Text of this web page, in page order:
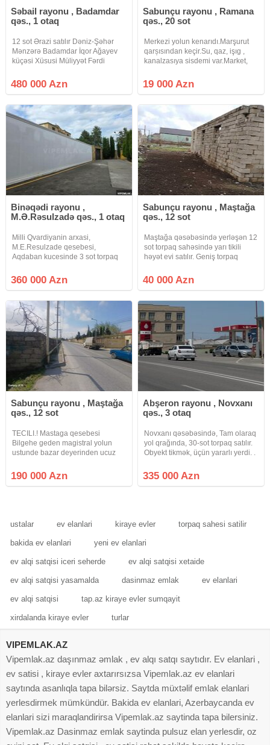
Səbail rayonu , Badamdar
qəs., 1 otaq
12 sot Ərazi satılır Dəniz-Şəhər
Mənzərə Badamdar İqor Ağayev
küçəsi Xüsusi Müliyyət Fərdi
480 000 Azn
Sabunçu rayonu , Ramana
qəs., 20 sot
Merkezi yolun kenarıdı.Marşurut
qarșısından keçir.Su, qaz, işıg ,
kanalzasıya sisdemi var.Market,
yanındadı.Real alıcılar zeng etsin
19 000 Azn
Binəqədi rayonu ,
M.Ə.Rəsulzadə qəs., 1 otaq
Milli Qvardiyanin arxasi,
M.E.Resulzade qesebesi,
Aqdaban kucesinde 3 sot torpaq
layihesi ve Cixarisi var. Sirketimiz
seherin istenilen yerinde Size
360 000 Azn
Sabunçu rayonu , Maştağa
qəs., 12 sot
Maştağa qəsəbəsində yerləşən 12
sot torpaq sahəsində yarı tikili
həyət evi satılır. Geniş torpaq
fərdi yaşayış evi tikmək üçün
uyğun seçimdir. Ərazidə yarı tikili
40 000 Azn
Sabunçu rayonu , Maştağa
qəs., 12 sot
TECILI.! Mastaga qesebesi
Bilgehe geden magistral yolun
ustunde bazar deyerinden ucuz
sot torpaq sahesi satilir torpaq
yolun sag qolunda yerlesir olculeri
190 000 Azn
Abşeron rayonu , Novxanı
qəs., 3 otaq
Novxanı qəsəbəsində, Tam olaraq
yol qrağında, 30-sot torpaq satılır.
Obyekt tikmək, üçün yararlı yerdi. .
narahat etməsin. Torpaq çox
əlverişli yerdə yeləşir. Bakı-Praqa
335 000 Azn
ustalar ev elanlari kiraye evler torpaq sahesi satilir
bakida ev elanlari yeni ev elanlari
ev alqi satqisi iceri seherde ev alqi satqisi xetaide
ev alqi satqisi yasamalda dasinmaz emlak ev elanlari
ev alqi satqisi tap.az kiraye evler sumqayit
xirdalanda kiraye evler turlar
VIPEMLAK.AZ
Vipemlak.az daşınmaz əmlak , ev alqı satqı saytıdır. Ev elanlari ,
ev satisi , kiraye evler axtarırsızsa Vipemlak.az ev elanlari
saytında asanlıqla tapa bilərsiz. Saytda müxtəlif emlak elanlari
yerlesdirmek mümkündür. Bakida ev elanlari, Azerbaycanda ev
elanlari sizi maraqlandirirsa Vipemlak.az saytinda tapa bilersiniz.
Vipemlak.az Dasinmaz emlak saytinda pulsuz elan yerlesdir, oz